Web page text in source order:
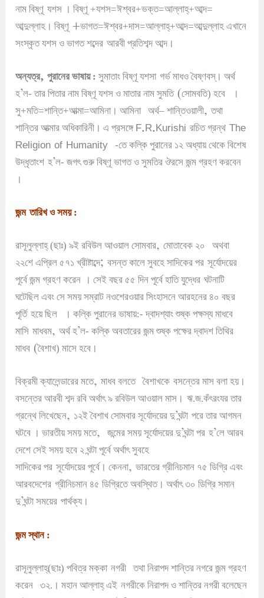
নাম বিষ্ণূ যশস ।বিষ্ণূ +যশস=ঈশ্বর+ভক্ত=আল্লাহ্+আব্দ=
আব্দুল্লাহ ।বিষ্ণূ +ভাগত=ঈশ্বর+দাস=আল্লাহ্+আব্দ=আব্দুল্লাহ এখানে
সংস্কৃত যশস ও ভাগত শব্দের আরবী প্রতিশব্দ আব্দ।
অন্যত্র,পুরানের ভাষায় : সুমাতাং বিষ্ণূ যশসা গর্ভ মাধও বৈষ্ণবস্।অর্থ
হ’ল- তার পিতার নাম বিষ্ণূ যশস ও মাতার নাম সুমতি(সোমবতি) হবে
।
সু+মতি=শান্তি+আত্মা=আমিনা ।আমিনা অর্থ–শান্তিওয়ালী,তথা
শান্তির আত্মার অধিকারিনী ।এ প্রসঙ্গে F.R.Kurishiরচিত গ্রন্থ The
Religion of Humanity-তে কল্কি পুরানের ১২ অধ্যায় থেকে বিশেষ
উদ্ধৃতাংশ হ’ল- জগৎ গুরু বিষ্ণূ ভাগত ও সুমতির ঔরসে জন্ম গ্রহণ করবেন
।
জন্ম তারিখ ও সময় :
রাসূলুল্লাহ্ (ছাঃ) ৯ই রবিউল আওয়াল সোমবার,মোতাবেক ২০
অথবা
২২শে এপ্রিল ৫৭১ খ্রীষ্টাব্দে;বসন্ত কালে সুবহে সাদিকের পর সূর্যোদয়ের
পূর্বে জন্ম গ্রহণ করেন
।সেই বছর ৫৫ দিন পূর্বে হাতি যুদ্ধের ঘটনাটি
ঘটেছিল এবং সে সময় সম্রাট নওশেরওয়ার সিংহাসনে আরহনের ৪০ বছর
পূর্তি হয়ে ছিল ।কল্কি পুরানের ভাষায়:- দ্বাদশ্যাং শুষ্ক পক্ষস্য মাধবে
মাসি মাধবম,অর্থ হ’ল- কল্কি অবতারের জন্ম শুষ্ক পক্ষের দ্বাদশ তিথির
মাধব (বৈশাখ) মাসে হবে ।
বিক্রমী ক্যালেন্ডারের মতে,মাধব বলতে বৈশাখকে বসন্তের মাস বলা হয় ।
বসন্তের আরবী শব্দ রবি অর্থাৎ ৯ রবিউল আওয়াল মাস । ঋ.জ.কঁৎরংযর তার
গ্রন্থে লিখেছেন, ১২ই বৈশাখ সোমবার সূর্যোদয়ের দু’ঘন্টা পরে তার আগমন
ঘটবে ।ভারতীয় সময় মতে,জন্মের সময় সূর্যোদয়ের দু’ঘন্টা পর হ’লে আরব
দেশে সেই সময় হবে ২ ঘন্টা পূর্বে অর্থাৎ সুবহে
সাদিকের পর সূর্যোদয়ের পূর্বে ।কেননা,ভারতের গ্রীনিচমান ৭৫ ডিগ্রি এবং
আরবদেশের গ্রীনিচমান ৪৫ ডিগ্রিতে অবস্থিত।অর্থাৎ ৩০ ডিগ্রি সমান
দু’ঘন্টা সময়ের পার্থক্য ।
জন্ম স্থান :
রাসূলুল্লাহ্(ছাঃ) পবিত্র মক্কা নগরী
তথা নিরাপদ শান্তির নগরে জন্ম গ্রহণ
করেন
৩২. ।মহান আল্লাহ্ এই নগরীকে নিরাপদ ও শান্তির নগরী বলেছেন